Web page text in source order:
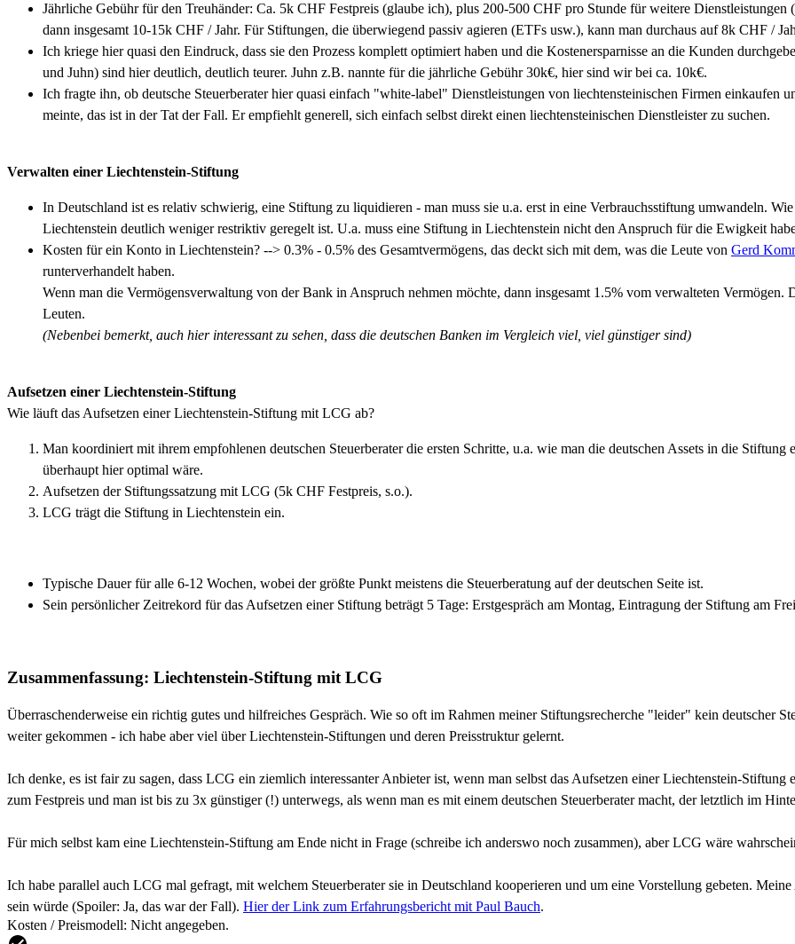
Jährliche Gebühr für den Treuhänder: Ca. 5k CHF Festpreis (glaube ich), plus 200-500 CHF pro Stunde für weitere
dann insgesamt 10-15k CHF / Jahr. Für Stiftungen, die überwiegend passiv agieren (ETFs usw.), kann man durchaus auf 8k CHF /
Ich kriege hier quasi den Eindruck, dass sie den Prozess komplett optimiert haben und die Kostenersparnisse an die Kunden
und Juhn) sind hier deutlich, deutlich teurer. Juhn z.B. nannte für die jährliche Gebühr 30k€, hier sind wir bei ca. 10k€.
Ich fragte ihn, ob deutsche Steuerberater hier quasi einfach "white-label" Dienstleistungen von liechtensteinischen Firmen einkaufen
meinte, das ist in der Tat der Fall. Er empfiehlt generell, sich einfach selbst direkt einen liechtensteinischen Dienstleister zu suchen.
Verwalten einer Liechtenstein-Stiftung
In Deutschland ist es relativ schwierig, eine Stiftung zu liquidieren - man muss sie u.a. erst in eine Verbrauchsstiftung umwandeln.
Liechtenstein deutlich weniger restriktiv geregelt ist. U.a. muss eine Stiftung in Liechtenstein nicht den Anspruch für die Ewigkeit
Kosten für ein Konto in Liechtenstein? --> 0.3% - 0.5% des Gesamtvermögens, das deckt sich mit dem, was die Leute von Gerd
runterverhandelt haben.
Wenn man die Vermögensverwaltung von der Bank in Anspruch nehmen möchte, dann insgesamt 1.5% vom verwalteten
Leuten.
(Nebenbei bemerkt, auch hier interessant zu sehen, dass die deutschen Banken im Vergleich viel, viel günstiger sind)
Aufsetzen einer Liechtenstein-Stiftung
Wie läuft das Aufsetzen einer Liechtenstein-Stiftung mit LCG ab?
Man koordiniert mit ihrem empfohlenen deutschen Steuerberater die ersten Schritte, u.a. wie man die deutschen Assets in die
überhaupt hier optimal wäre.
Aufsetzen der Stiftungssatzung mit LCG (5k CHF Festpreis, s.o.).
LCG trägt die Stiftung in Liechtenstein ein.
Typische Dauer für alle 6-12 Wochen, wobei der größte Punkt meistens die Steuerberatung auf der deutschen Seite ist.
Sein persönlicher Zeitrekord für das Aufsetzen einer Stiftung beträgt 5 Tage: Erstgespräch am Montag, Eintragung der Stiftung am
Zusammenfassung: Liechtenstein-Stiftung mit LCG
Überraschenderweise ein richtig gutes und hilfreiches Gespräch. Wie so oft im Rahmen meiner Stiftungsrecherche "leider" kein deutscher
weiter gekommen - ich habe aber viel über Liechtenstein-Stiftungen und deren Preisstruktur gelernt.
Ich denke, es ist fair zu sagen, dass LCG ein ziemlich interessanter Anbieter ist, wenn man selbst das Aufsetzen einer Liechtenstein-
zum Festpreis und man ist bis zu 3x günstiger (!) unterwegs, als wenn man es mit einem deutschen Steuerberater macht, der letztlich im
Für mich selbst kam eine Liechtenstein-Stiftung am Ende nicht in Frage (schreibe ich anderswo noch zusammen), aber LCG wäre
Ich habe parallel auch LCG mal gefragt, mit welchem Steuerberater sie in Deutschland kooperieren und um eine Vorstellung gebeten.
sein würde (Spoiler: Ja, das war der Fall). Hier der Link zum Erfahrungsbericht mit Paul Bauch.
Kosten / Preismodell: Nicht angegeben.